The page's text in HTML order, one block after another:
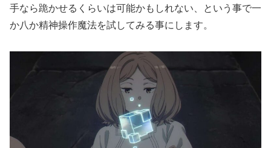
手なら跪かせるくらいは可能かもしれない、という事で一
か八か精神操作魔法を試してみる事にします。